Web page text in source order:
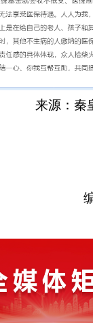
来源：秦